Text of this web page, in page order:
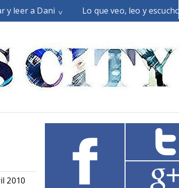
y leer a Dani Lo que veo, leo y escucho
2010